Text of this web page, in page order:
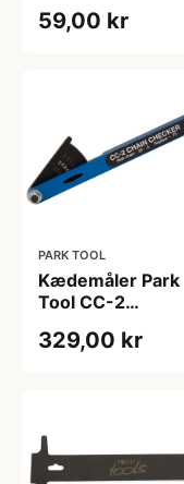
59,00 kr
PARK TOOL
Kædemåler Park
Tool CC-2
329,00 kr